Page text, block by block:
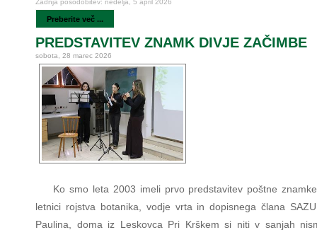
Zadnja posodobitev: nedelja, 5 april 2026
Preberite več ...
PREDSTAVITEV ZNAMK DIVJE ZAČIMBE
sobota, 28 marec 2026
Ko smo leta 2003 imeli prvo predstavitev poštne
letnici rojstva botanika, vodje vrta in dopisnega člana
Paulina, doma iz Leskovca Pri Krškem si niti v sanjah